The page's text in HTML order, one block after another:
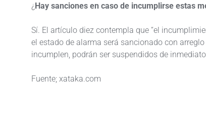
¿Hay sanciones en caso de incumplirse estas
Sí. El artículo diez contempla que “el
el estado de alarma será sancionado con
incumplen, podrán ser suspendidos de
Fuente; xataka.com